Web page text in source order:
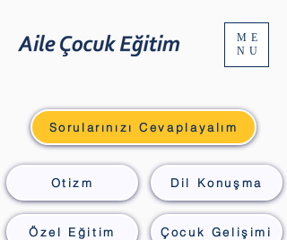
ME
NU
Sorularınızı Cevaplayalım
Dil Konuşma
Özel Eğitim Çocuk Gelişimi
Otizm